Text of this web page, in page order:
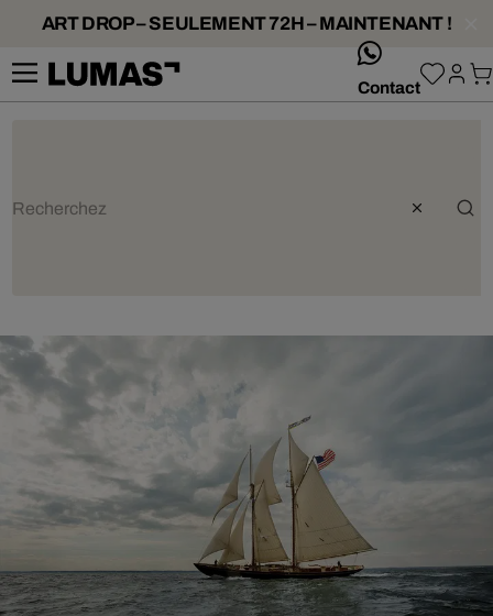
ART DROP – SEULEMENT 72H – MAINTENANT !
Contact